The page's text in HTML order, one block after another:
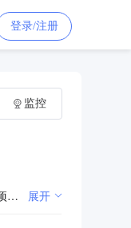
登录/注册
许可项目：住宅室内装饰装修，建设工程施工，建筑劳务分包（依法须经批准的项目，经相关部门批准后在许可有效期内方可开展经营活动，具体经营项目和许可期限以相关部门批准文件或许可证件为准）一般项目：数字内容制作服务（不含出版发行），数字文化创意技术装备销售，信息系统集成服务，建筑装饰材料销售，园林绿化工程施工，广告制作，广告设计、代理，平面设计，体育场地设施工程施工，土石方工程施工，文具用品批发，数字视频监控系统销售，复印和胶印设备销售，计算机软硬件及辅助设备批发，计算机及办公设备维修，办公设备耗材销售，办公设备销售，音响设备销售，网络设备销售，建筑材料销售，劳务服务（不含劳务派遣），建筑物清洁服务，雨棚销售（除依法须经批准的项目外，凭营业执照依法自主开展经营活动） 展开
监控